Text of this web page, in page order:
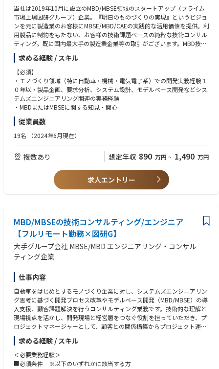
当社は2019年10月に設立のMBD/MBSE領域のスタートアップ（プライム
市場上場図研グループ）企業。『明日のものづくりの実現』というビジョ
ンを元に製造業のお客様にMBSE/MBD/CAEの実践的な活用価値を提供。利
用製品に制約をもたない、お客様の技術課題ベースの純粋な技術コンサル
ティング。既に国内最大手の製造業企業等の取引がございます。MBD技術
を武器にMBSE領域の技術コンサルをさらに強化しビジネスの拡大をする
ための募集になります。
【安定性】プライム市場上場図研社が親会社のため財務安定性を担保
【働き方】 専門業務型裁量労働制を採用
【働きやすさ】業務パフォーマンスをベースに評価するため、時間的・場
所的制約を受けずにご活躍頂くことができます。
【仕事内容】
自動車をはじめとするモノづくり企業に対し、3D-CAE、1D-CAEを駆使
し、先進的なモデルベース開発（MBD/MBSE）の導入支援、顧客課題解決
を行うコンサルティング業務です。技術的な理解と現場視点を活かし、モ
ノづくりにおけるシステム設計と単体設計をつなぐプロセスを革新する役
築からプロジェクト運営までを一貫して担当して頂きます。技術成果開発
においては、実際にご自身の手でモデリング・プログラミング・解析・環
・モノづくりにおけるシステム設計と単体設計をつなぐプロセスに関わる
顧客課題のヒアリング
・3D-CAE、1D-CAEを駆使して顧客課題を解決するソリューション提案と
その開発
・3Dモデルの縮退技術を適用することによる1D-CAEの精度向上への貢献
頼度向上によるMBDの啓蒙
【具体的な業務の流れ】
お客様（特に製造業の研究・開発部門）の課題をお聞きし、課題解決に向
けて提案を実施。提案内容について合意をえられたら、弊社の方でプロジ
ェクトチームを組み、納品に向けてのコンサル・エンジニアリングサービ
スを実施する。
【魅力】
◎事業の将来性
製造業界において、CASEへの対応IoT化が進む中で、MBSE/MBDのニーズ
求める経験 / スキル
【必須】
・モノづくり領域（特に自動車・機械・電気電子系）での開発実務経験１
０年以・製品企画、要求分析、システム設計、モデルベース開発などシス
テムズエンジニアリング関連の実務経験
・MBDまたはMBSEに関する知見・関心
・技術的課題を言語化し、ドキュメント・プレゼンで伝えられる論理的思
考力・表現力
・他社や他部門との協働を通じた課題整理・提案・推進の経験
意をお持ちの方
・コンサルティングファームまたは事業会社での業務改革・技術企画・P
証経験
・組込みソフト開発プロセスの理解、コード生成やHILS/SILS試験の経験
・要求仕様書/機能仕様書の作成・管理経験
・機能安全（ISO26262）またはASPICEに基づく開発・監査経験
・システムズエンジニアリング教育・導入支援の経験
【中途入社者のバックグラウンド完成車メーカー、Tier1サプライヤー、電
機メーカー、MBDベンダー等
従業員数
19名 （2024年6月現在）
複数あり 想定年収 890 万円 ~ 1,490 万円
求人エントリー
MBD/MBSEの技術コンサルティング/エンジニア
【フルリモート勤務×図研G】
大手グループ会社 MBSE/MBD エンジニアリング・コンサル
ティング企業
仕事内容
自動車をはじめとするモノづくり企業に対し、システムズエンジニアリン
グ思考に基づく開発プロセス改革やモデルベース開発（MBD/MBSE）の導
入支援、顧客課題解決を行うコンサルティング業務です。技術的な理解と
現場視点を活かし、開発現場と経営層をつなぐ役割を担っていただき、プ
ロジェクトマネージャーとして、顧客との関係構築からプロジェクト運営
までを一貫して担当して頂きます。技術成果開発においては、実際にご自
身の手でモデリング・プログラミング・解析環境構築等も行って頂きま
す。
求める経験 / スキル
＜必要業務経験＞
■必須条件 ※以下のいずれかに該当する方